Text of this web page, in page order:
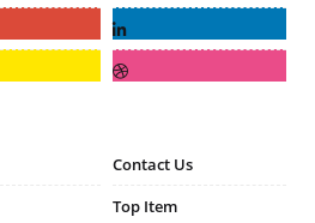
Contact Us
Top Item